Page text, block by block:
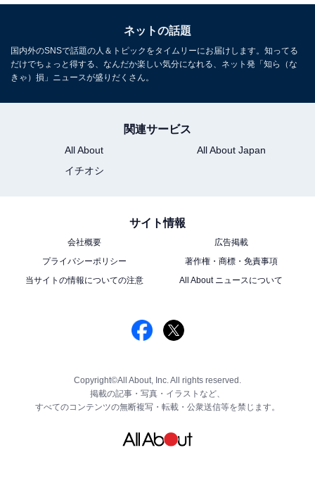
ネットの話題
国内外のSNSで話題の人＆トピックをタイムリーにお届けします。知ってる
だけでちょっと得する、なんだか楽しい気分になれる、ネット発「知ら（な
きゃ）損」ニュースが盛りだくさん。
関連サービス
All About
All About Japan
イチオシ
サイト情報
会社概要
広告掲載
プライバシーポリシー
著作権・商標・免責事項
当サイトの情報についての注意
All About ニュースについて
Copyright©All About, Inc. All rights reserved.
掲載の記事・写真・イラストなど、
すべてのコンテンツの無断複写・転載・公衆送信等を禁じます。